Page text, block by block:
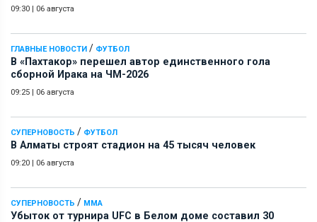
09:30 | 06 августа
ГЛАВНЫЕ НОВОСТИ / ФУТБОЛ
В «Пахтакор» перешел автор единственного гола
сборной Ирака на ЧМ-2026
09:25 | 06 августа
СУПЕРНОВОСТЬ / ФУТБОЛ
В Алматы строят стадион на 45 тысяч человек
09:20 | 06 августа
СУПЕРНОВОСТЬ / ММА
Убыток от турнира UFC в Белом доме составил 30